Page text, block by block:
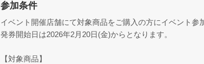
参加条件
イベント開催店舗にて対象商品をご購入の方にイベント参
発券開始日は2026年2月20日(金)からとなります。
【対象商品】